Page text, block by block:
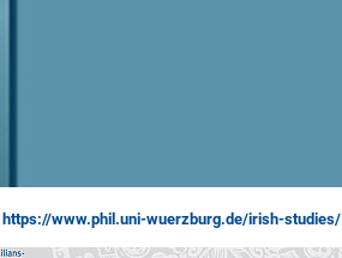
https://www.phil.uni-wuerzburg.de/irish-studies/